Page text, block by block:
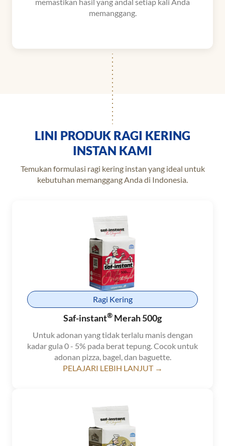
memanggang.
LINI PRODUK RAGI KERING
INSTAN KAMI
Temukan formulasi ragi kering instan yang ideal untuk
kebutuhan memanggang Anda di Indonesia.
Ragi Kering
Saf-instant® Merah 500g
Untuk adonan yang tidak terlalu manis dengan
kadar gula 0 - 5% pada berat tepung. Cocok untuk
adonan pizza, bagel, dan baguette.
PELAJARI LEBIH LANJUT →